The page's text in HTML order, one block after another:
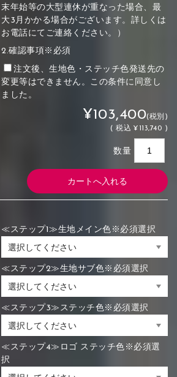
末年始等の大型連休が重なった場合、最
大3月かかる場合がございます。詳しくは
お電話にてご連絡ください。）
2.確認事項※必須
注文後、生地色・ステッチ色発送先の
変更等はできません。この条件に同意し
ました。
¥103,400(税別)
(税込 ¥113,740 )
数量
≪ステップ1≫生地メイン色※必須選択
≪ステップ2≫生地サブ色※必須選択
≪ステップ3≫ステッチ色※必須選択
≪ステップ4≫ロゴ ステッチ色※必須選
択